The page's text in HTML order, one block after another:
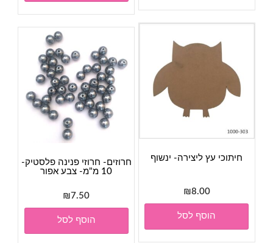
חיתוכי עץ ליצירה- ינשוף
₪8.00
הוסף לסל
חרוזים- חרוזי פנינה פלסטיק-
10 מ"מ- צבע אפור
₪7.50
הוסף לסל